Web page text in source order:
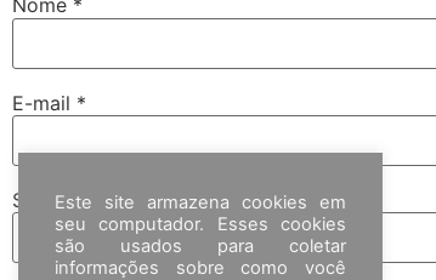
Nome *
E-mail *
Site
Este site armazena cookies em
seu computador. Esses cookies
são usados para coletar
informações sobre como você